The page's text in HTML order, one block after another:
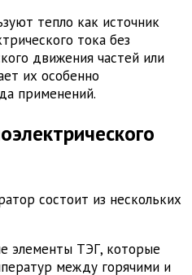
тепло как источник
тока без
движения частей или
их особенно
применений.
состоит из нескольких
элементы ТЭГ, которые
между горячими и